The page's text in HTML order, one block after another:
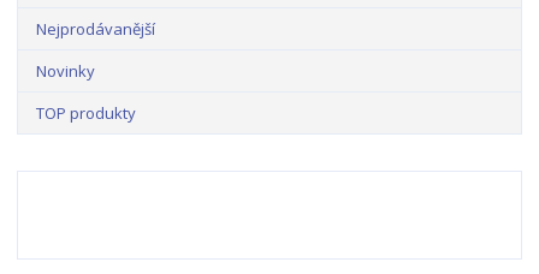
Nejprodávanější
Novinky
TOP produkty